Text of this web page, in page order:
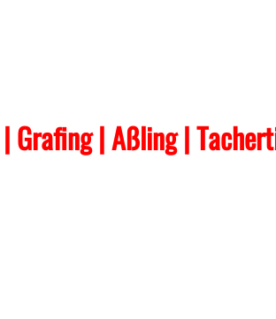
| Grafing| Aßling|